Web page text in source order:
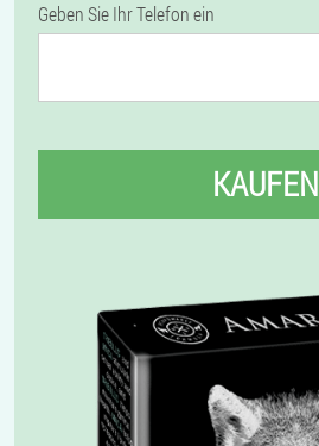
Geben Sie Ihr Telefon ein
KAUFEN